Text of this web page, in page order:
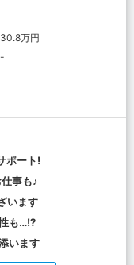
30.8万円
-
ポート!
事も♪
います
も…!?
います